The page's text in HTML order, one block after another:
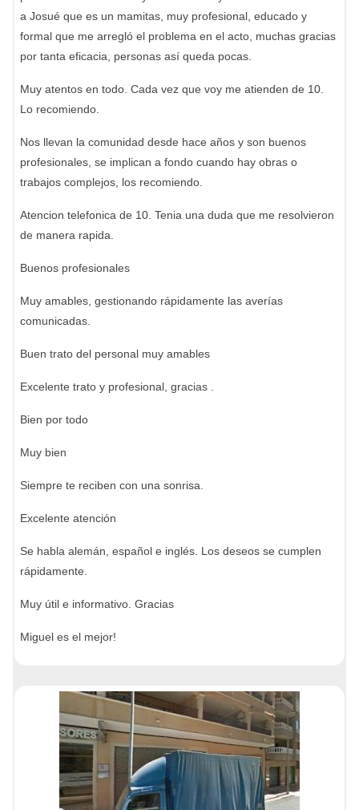
a Josué que es un mamitas, muy profesional, educado y
formal que me arregló el problema en el acto, muchas gracias
por tanta eficacia, personas así queda pocas.
Muy atentos en todo. Cada vez que voy me atienden de 10.
Lo recomiendo.
Nos llevan la comunidad desde hace años y son buenos
profesionales, se implican a fondo cuando hay obras o
trabajos complejos, los recomiendo.
Atencion telefonica de 10. Tenia una duda que me resolvieron
de manera rapida.
Buenos profesionales
Muy amables, gestionando rápidamente las averías
comunicadas.
Buen trato del personal muy amables
Excelente trato y profesional, gracias .
Bien por todo
Muy bien
Siempre te reciben con una sonrisa.
Excelente atención
Se habla alemán, español e inglés. Los deseos se cumplen
rápidamente.
Muy útil e informativo. Gracias
Miguel es el mejor!